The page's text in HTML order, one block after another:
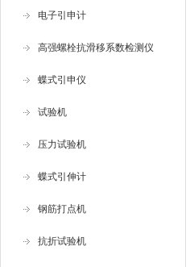
电子引申计
高强螺栓抗滑移系数检测仪
蝶式引申仪
试验机
压力试验机
蝶式引伸计
钢筋打点机
抗折试验机